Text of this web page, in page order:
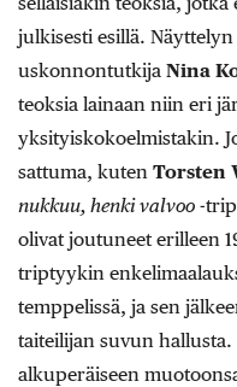
julkisesti esillä.
uskonnontutkija Nina
teoksia lainaan niin eri
yksityiskokoelmistakin.
sattuma, kuten Torsten
nukkuu, henki valvoo -
olivat joutuneet erilleen
triptyykin
temppelissä, ja sen
taiteilijan suvun
alkuperäiseen